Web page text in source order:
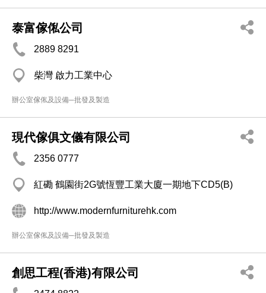
泰富傢俬公司
2889 8291
柴灣 啟力工業中心
辦公室傢俬及設備─批發及製造
現代傢俱文儀有限公司
2356 0777
紅磡 鶴園街2G號恆豐工業大廈一期地下CD5(B)
http://www.modernfurniturehk.com
辦公室傢俬及設備─批發及製造
創思工程(香港)有限公司